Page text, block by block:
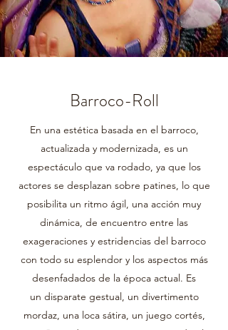
Barroco-Roll
En una estética basada en el barroco,
actualizada y modernizada, es un
espectáculo que va rodado, ya que los
actores se desplazan sobre patines, lo que
posibilita un ritmo ágil, una acción muy
dinámica, de encuentro entre las
exageraciones y estridencias del barroco
con todo su esplendor y los aspectos más
desenfadados de la época actual. Es
un disparate gestual, un divertimento
mordaz, una loca sátira, un juego cortés,